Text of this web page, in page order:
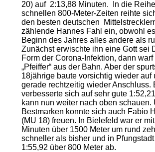
20) auf 2:13,88 Minuten. In die
schnellen 800-Meter-Zeiten reihte
den besten deutschen
zählende Hannes Fahl ein, obwohl
Beginn des Jahres alles andere als
Zunächst erwischte ihn eine Gott sei
Form der Corona-Infektion, dann
„Pfeiffer“ aus der Bahn. Aber der
18jährige baute vorsichtig wieder auf
gerade rechtzeitig wieder Anschluss.
verbesserte sich auf sehr gute
kann nun weiter nach oben schauen.
Bestmarken konnte sich auch Fabio
(MU 18) freuen. In Bielefeld war er
Minuten über 1500 Meter um rund
schneller als bisher und in
1:55,92 über 800 Meter ab.